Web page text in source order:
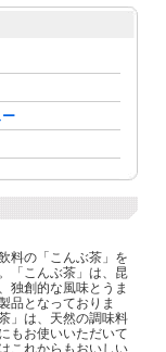
ー
料の「こんぶ茶」を
「こんぶ茶」は、昆
独創的な風味とうま
品となっておりま
」は、天然の調味料
もお使いいただいて
これからもおいしい